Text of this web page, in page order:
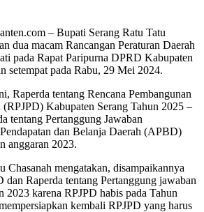
– Bupati Serang Ratu Tatu
dua macam Rancangan Peraturan Daerah
pada Rapat Paripurna DPRD Kabupaten
setempat pada Rabu, 29 Mei 2024.
Raperda tentang Rencana Pembangunan
(RPJPD) Kabupaten Serang Tahun 2025 –
tentang Pertanggung Jawaban
dan Belanja Daerah (APBD)
anggaran 2023.
Chasanah mengatakan, disampaikannya
dan Raperda tentang Pertanggung jawaban
karena RPJPD habis pada Tahun
kembali RPJPD yang harus